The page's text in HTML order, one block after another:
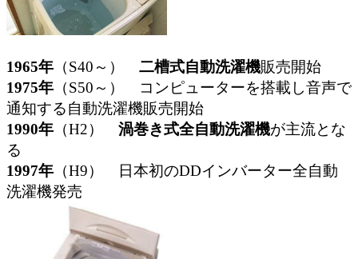
1965年 （S40～） 二槽式自動洗濯機販売開始
1975年 （S50～） コンピューターを搭載し音声で
通知する自動洗濯機販売開始
1990年 （H2） 渦巻き式全自動洗濯機が主流とな
る
1997年 （H9） 日本初のDDインバーター全自動
洗濯機発売